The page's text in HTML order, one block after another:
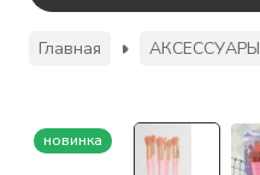
Главная АКСЕССУАРЫ
новинка